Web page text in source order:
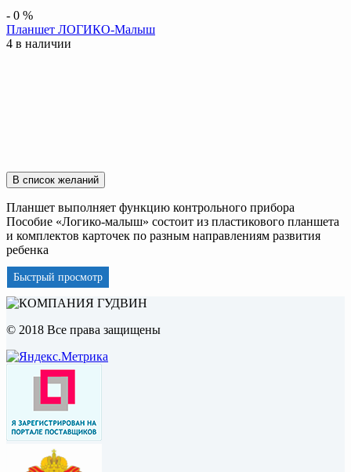
- 0 %
Планшет ЛОГИКО-Малыш
4 в наличии
В список желаний
Планшет выполняет функцию контрольного прибора
Пособие «Логико-малыш» состоит из пластикового планшета
и комплектов карточек по разным направлениям развития
ребенка
Быстрый просмотр
© 2018 Все права защищены